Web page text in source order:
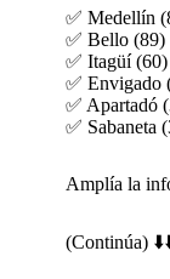
✅ Medellín
✅ Bello (89)
✅ Itagüí (60)
✅ Envigado
✅ Apartadó
✅ Sabaneta
Amplía la
(Continúa)